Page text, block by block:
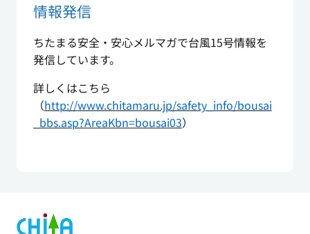
情報発信
ちたまる安全・安心メルマガで台風15号情報を
発信しています。
詳しくはこちら
（http://www.chitamaru.jp/safety_info/bousai
_bbs.asp?AreaKbn=bousai03）